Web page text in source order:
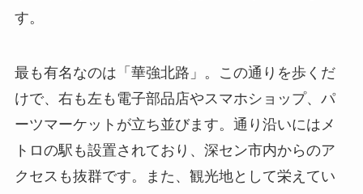
す。
最も有名なのは「華強北路」。この通りを歩くだ
けで、右も左も電子部品店やスマホショップ、パ
ーツマーケットが立ち並びます。通り沿いにはメ
トロの駅も設置されており、深セン市内からのア
クセスも抜群です。また、観光地として栄えてい